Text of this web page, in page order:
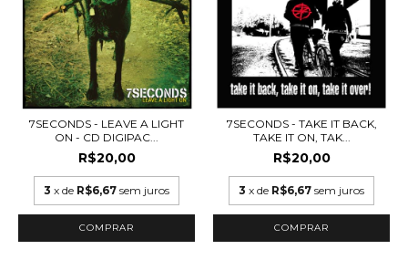
7SECONDS - LEAVE A LIGHT
ON - CD DIGIPAC...
R$20,00
3 x de R$6,67 sem juros
7SECONDS - TAKE IT BACK,
TAKE IT ON, TAK...
R$20,00
3 x de R$6,67 sem juros